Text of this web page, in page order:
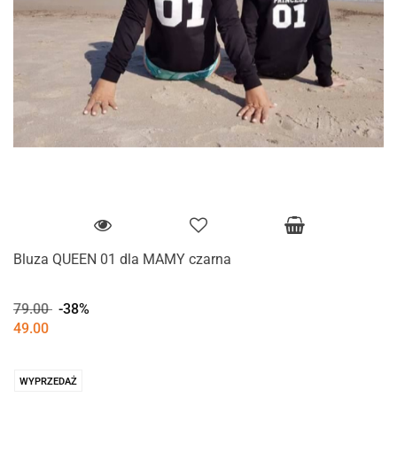
Bluza QUEEN 01 dla MAMY czarna
79.00 -38%
49.00
WYPRZEDAŻ